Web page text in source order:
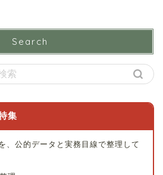
Search
集
、公的データと実務目線で整理して